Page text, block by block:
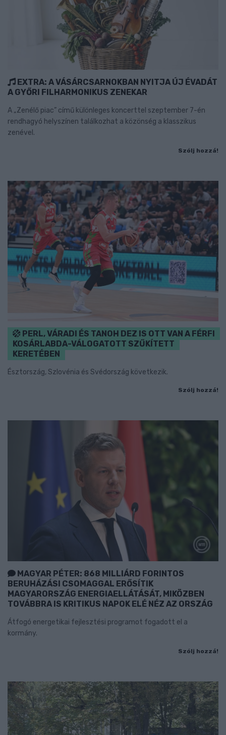
EXTRA: A VÁSÁRCSARNOKBAN NYITJA ÚJ ÉVADÁT
A GYŐRI FILHARMONIKUS ZENEKAR
A „Zenélő piac” című különleges koncerttel szeptember 7-én
rendhagyó helyszínen találkozhat a közönség a klasszikus
zenével.
Szólj hozzá!
PERL, VÁRADI ÉS TANOH DEZ IS OTT VAN A FÉRFI
KOSÁRLABDA-VÁLOGATOTT SZŰKÍTETT
KERETÉBEN
Észtország, Szlovénia és Svédország következik.
Szólj hozzá!
MAGYAR PÉTER: 868 MILLIÁRD FORINTOS
BERUHÁZÁSI CSOMAGGAL ERŐSÍTIK
MAGYARORSZÁG ENERGIAELLÁTÁSÁT, MIKÖZBEN
TOVÁBBRA IS KRITIKUS NAPOK ELÉ NÉZ AZ ORSZÁG
Átfogó energetikai fejlesztési programot fogadott el a
kormány.
Szólj hozzá!